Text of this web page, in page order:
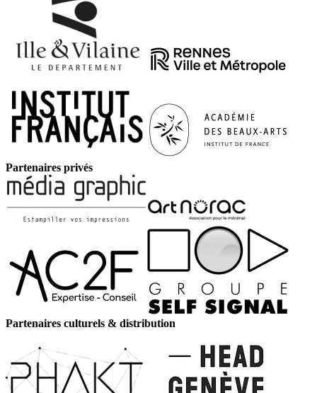
Partenaires privés
Partenaires culturels & distribution